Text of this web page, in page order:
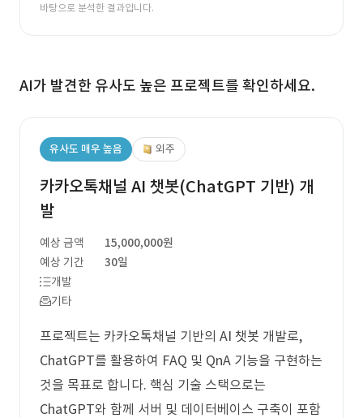
바탕으로 분석한 결과입니다.
AI가 발견한 유사도 높은 프로젝트를 확인하세요.
유사도 매우 높음 외주
카카오톡채널 AI 챗봇(ChatGPT 기반) 개
발
예상 금액
15,000,000원
예상 기간
30일
개발
기타
프로젝트는 카카오톡채널 기반의 AI 챗봇 개발로,
ChatGPT를 활용하여 FAQ 및 QnA 기능을 구현하는
것을 목표로 합니다. 핵심 기술 스택으로는
ChatGPT와 함께 서버 및 데이터베이스 구축이 포함